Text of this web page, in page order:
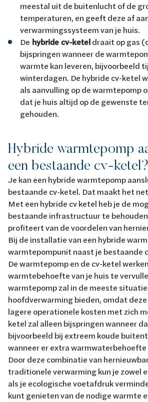
meestal uit de buitenlucht of de
temperaturen, en geeft deze af
verwarmingssysteem van je huis.
De hybride cv-keteldraait op gas
bijspringen wanneer de
warmte kan leveren, bijvoorbeeld
winterdagen. De hybride cv-ketel
als aanvulling op de warmtepomp
dat je huis altijd op de gewenste
gehouden.
Hybride warmtepomp
een bestaande cv-ketel?
Je kan een hybride warmtepomp
bestaande cv-ketel. Dat maakt het
Met een hybride cv ketel heb je de
bestaande infrastructuur te
profiteert van de voordelen van
Bij de installatie van een hybride
warmtepompunit naast je bestaande
De warmtepomp en de cv-ketel
warmtebehoefte van je huis te
warmtepomp zal in de meeste
hoofdverwarming bieden, omdat
lagere operationele kosten met zich
ketel zal alleen bijspringen wanneer
bijvoorbeeld bij extreem koude
wanneer er extra warmwaterbehoefte
Door deze combinatie van
traditionele verwarming kun je zowel
als je ecologische voetafdruk
kunt genieten van de nodige warmte